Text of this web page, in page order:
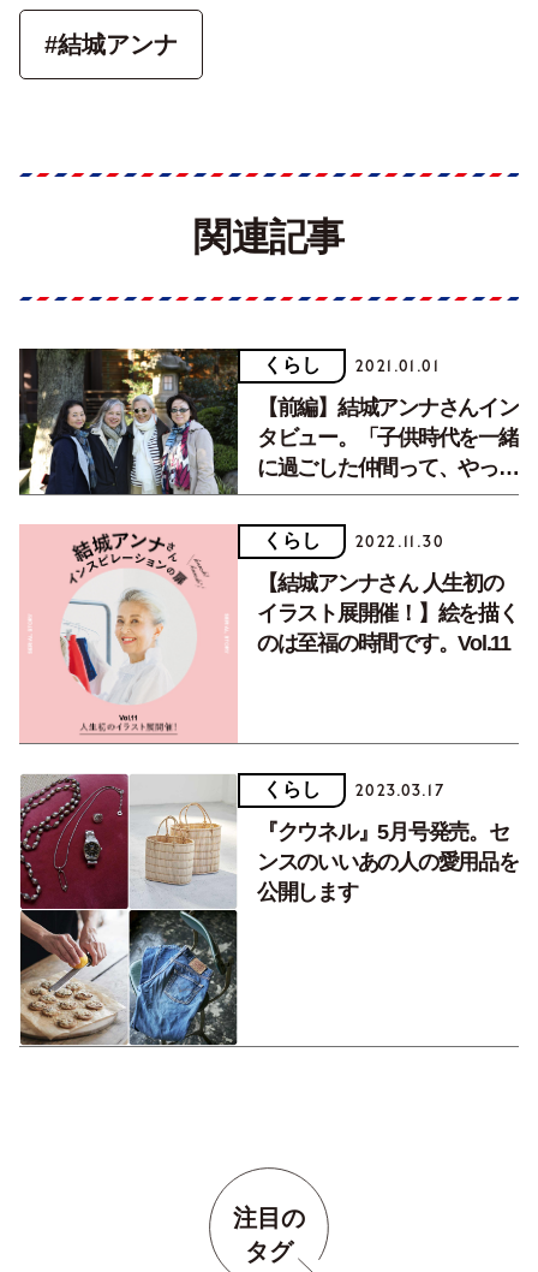
#結城アンナ
関連記事
くらし 2021.01.01
【前編】結城アンナさんイン
タビュー。「子供時代を一緒
に過ごした仲間って、やっぱ
り特別」
くらし 2022.11.30
【結城アンナさん 人生初の
イラスト展開催！】絵を描く
のは至福の時間です。Vol.11
くらし 2023.03.17
『クウネル』5月号発売。セ
ンスのいいあの人の愛用品を
公開します
注目の
タグ